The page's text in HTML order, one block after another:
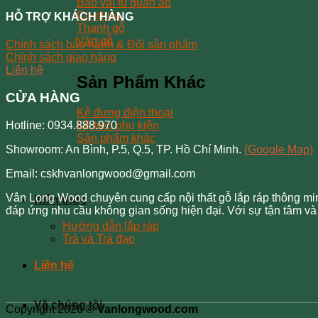
Bao vải tủ quần áo
Co nhựa
Thanh gỗ
Ván gỗ
Sản Phẩm Khác
Kệ đựng điện thoại
Kệ treo phụ kiện
Sản phẩm khác
Kiến thức
Hướng dẫn lắp ráp
Trà và Trà đạo
Liên hệ
Về chúng tôi
HỖ TRỢ KHÁCH HÀNG
Chính sách bảo hành & Đổi sản phẩm
Chính sách giao hàng
Liên hệ
CỬA HÀNG
Hotline: 0934.888.970
Showroom: An Bình, P.5, Q.5, TP. Hồ Chí Minh. (Google Map)
Email: cskhvanlongwood@gmail.com
Vân Long Wood chuyên cung cấp nội thất gỗ lắp ráp thông
đáp ứng nhu cầu không gian sống hiện đại. Với sự tận tâm
Copyright 2026 ©Vanlongwood.com